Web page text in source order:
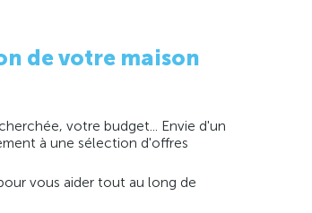
de votre maison
votre budget... Envie d'un
à une sélection d'offres
vous aider tout au long de